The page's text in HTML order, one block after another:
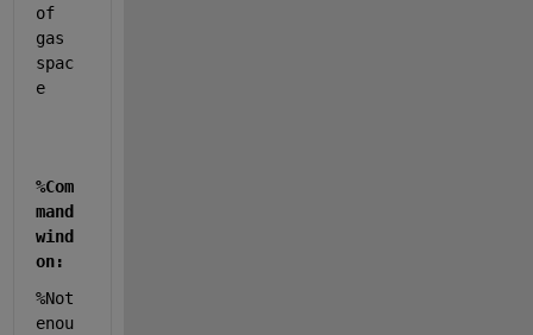
of
gas
spac
e
%Com
mand
wind
on:
%Not
enou